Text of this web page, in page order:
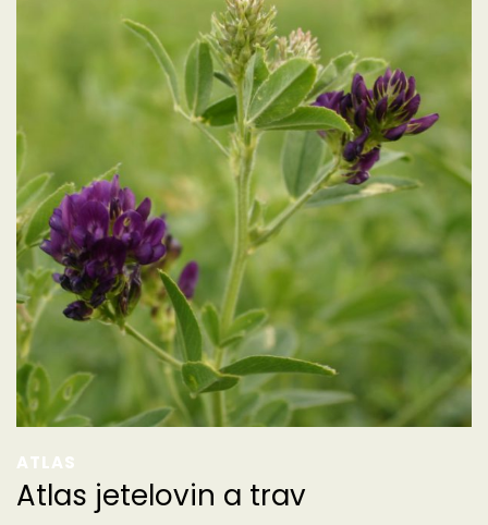
ATLAS
Atlas jetelovin a trav